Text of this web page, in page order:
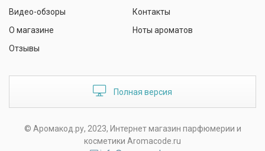
Видео-обзоры
О магазине
Отзывы
Контакты
Ноты ароматов
Полная версия
© Аромакод.ру, 2023, Интернет магазин парфюмерии и
косметики Aromacode.ru